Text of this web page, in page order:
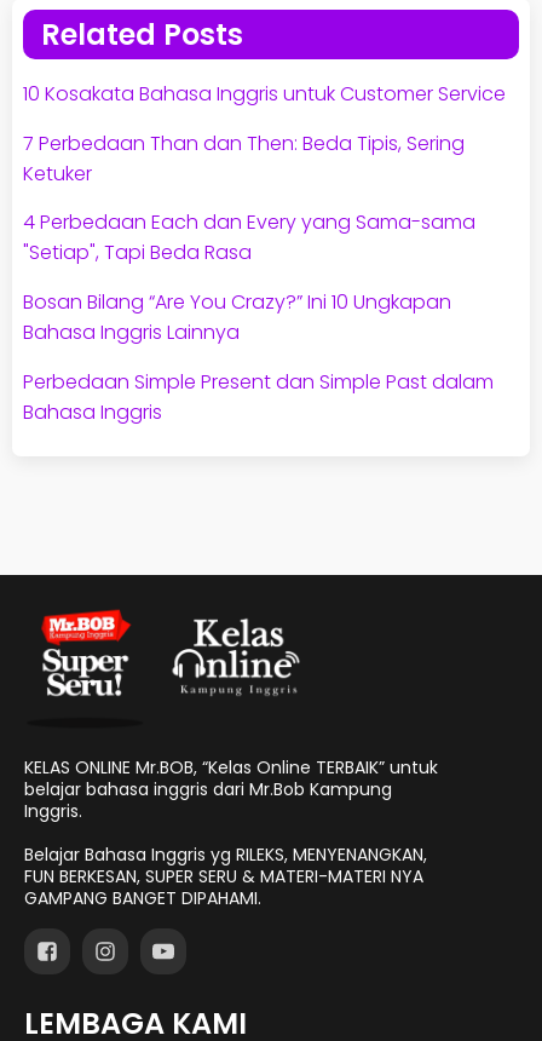
Related Posts
10 Kosakata Bahasa Inggris untuk Customer Service
7 Perbedaan Than dan Then: Beda Tipis, Sering
Ketuker
4 Perbedaan Each dan Every yang Sama-sama
"Setiap", Tapi Beda Rasa
Bosan Bilang “Are You Crazy?” Ini 10 Ungkapan
Bahasa Inggris Lainnya
Perbedaan Simple Present dan Simple Past dalam
Bahasa Inggris
KELAS ONLINE Mr.BOB, “Kelas Online TERBAIK” untuk
belajar bahasa inggris dari Mr.Bob Kampung
Inggris.
Belajar Bahasa Inggris yg RILEKS, MENYENANGKAN,
FUN BERKESAN, SUPER SERU & MATERI-MATERI NYA
GAMPANG BANGET DIPAHAMI.
LEMBAGA KAMI